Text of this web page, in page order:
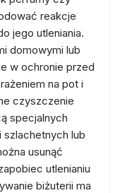
reakcje
jego utleniania.
domowymi lub
w ochronie przed
na pot i
czyszczenie
specjalnych
lub
usunąć
utlenianiu
biżuterii ma